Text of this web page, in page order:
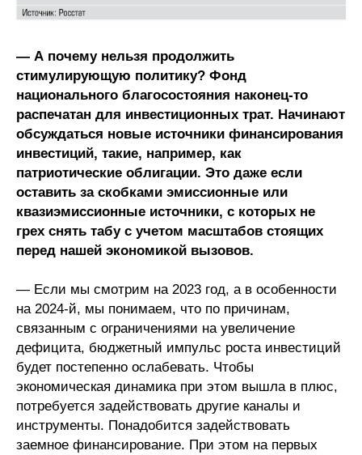
— А почему нельзя продолжить
стимулирующую политику? Фонд
национального благосостояния наконец-то
распечатан для инвестиционных трат. Начинают
обсуждаться новые источники финансирования
инвестиций, такие, например, как
патриотические облигации. Это даже если
оставить за скобками эмиссионные или
квазиэмиссионные источники, с которых не
грех снять табу с учетом масштабов стоящих
перед нашей экономикой вызовов.
— Если мы смотрим на 2023 год, а в особенности
на 2024-й, мы понимаем, что по причинам,
связанным с ограничениями на увеличение
дефицита, бюджетный импульс роста инвестиций
будет постепенно ослабевать. Чтобы
экономическая динамика при этом вышла в плюс,
потребуется задействовать другие каналы и
инструменты. Понадобится задействовать
заемное финансирование. При этом на первых